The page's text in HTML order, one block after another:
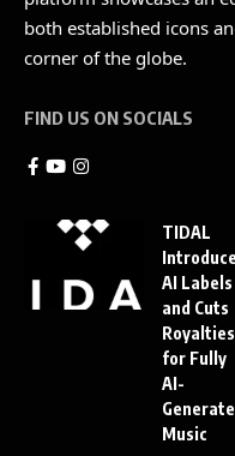
both established icons
corner of the globe.
FIND US ON SOCIALS
TIDAL
AI Labels
and Cuts
Royalties
for Fully
AI-
Music